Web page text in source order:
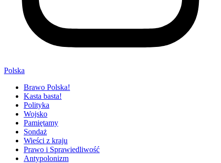
Polska
Brawo Polska!
Kasta basta!
Polityka
Wojsko
Pamiętamy
Sondaż
Wieści z kraju
Prawo i Sprawiedliwość
Antypolonizm